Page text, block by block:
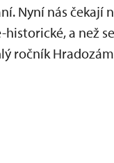
Nyní nás čekají
a než
ročník